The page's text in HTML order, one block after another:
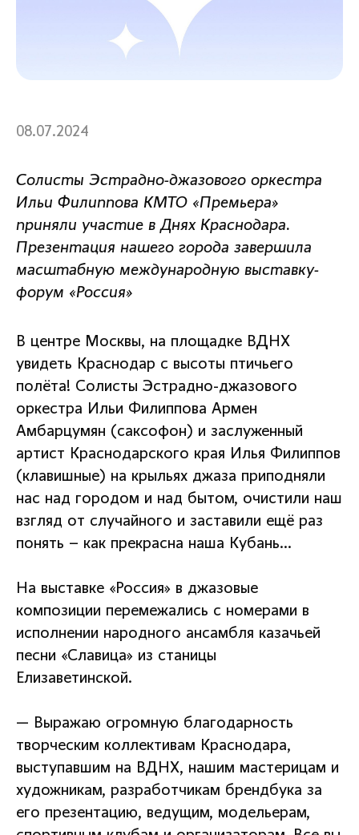
08.07.2024
Солисты Эстрадно-джазового оркестра
Ильи Филиппова КМТО «Премьера»
приняли участие в Днях Краснодара.
Презентация нашего города завершила
масштабную международную выставку-
форум «Россия»
В центре Москвы, на площадке ВДНХ
увидеть Краснодар с высоты птичьего
полёта! Солисты Эстрадно-джазового
оркестра Ильи Филиппова Армен
Амбарцумян (саксофон) и заслуженный
артист Краснодарского края Илья Филиппов
(клавишные) на крыльях джаза приподняли
нас над городом и над бытом, очистили наш
взгляд от случайного и заставили ещё раз
понять – как прекрасна наша Кубань…
На выставке «Россия» в джазовые
композиции перемежались с номерами в
исполнении народного ансамбля казачьей
песни «Славица» из станицы
Елизаветинской.
— Выражаю огромную благодарность
творческим коллективам Краснодара,
выступавшим на ВДНХ, нашим мастерицам и
художникам, разработчикам брендбука за
его презентацию, ведущим, модельерам,